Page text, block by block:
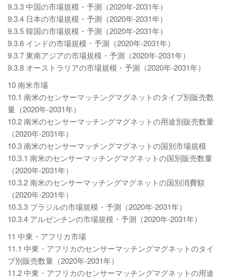
9.3.3 中国の市場規模・予測（2020年-2031年）
9.3.4 日本の市場規模・予測（2020年-2031年）
9.3.5 韓国の市場規模・予測（2020年-2031年）
9.3.6 インドの市場規模・予測（2020年-2031年）
9.3.7 東南アジアの市場規模・予測（2020年-2031年）
9.3.8 オーストラリアの市場規模・予測（2020年-2031年）
10 南米市場
10.1 南米のセンサーマッチングマグネットのタイプ別販売数
量（2020年-2031年）
10.2 南米のセンサーマッチングマグネットの用途別販売数量
（2020年-2031年）
10.3 南米のセンサーマッチングマグネットの国別市場規模
10.3.1 南米のセンサーマッチングマグネットの国別販売数量
（2020年-2031年）
10.3.2 南米のセンサーマッチングマグネットの国別消費額
（2020年-2031年）
10.3.3 ブラジルの市場規模・予測（2020年-2031年）
10.3.4 アルゼンチンの市場規模・予測（2020年-2031年）
11 中東・アフリカ市場
11.1 中東・アフリカのセンサーマッチングマグネットのタイ
プ別販売数量（2020年-2031年）
11.2 中東・アフリカのセンサーマッチングマグネットの用途